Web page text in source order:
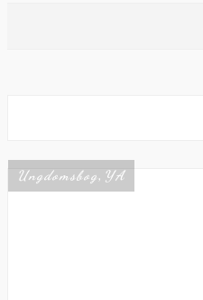
Ungdomsbog, YA